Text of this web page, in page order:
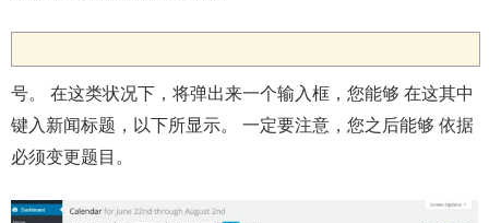
号。 在这类状况下，将弹出来一个输入框，您能够 在这其中
键入新闻标题，以下所显示。 一定要注意，您之后能够 依据
必须变更题目。